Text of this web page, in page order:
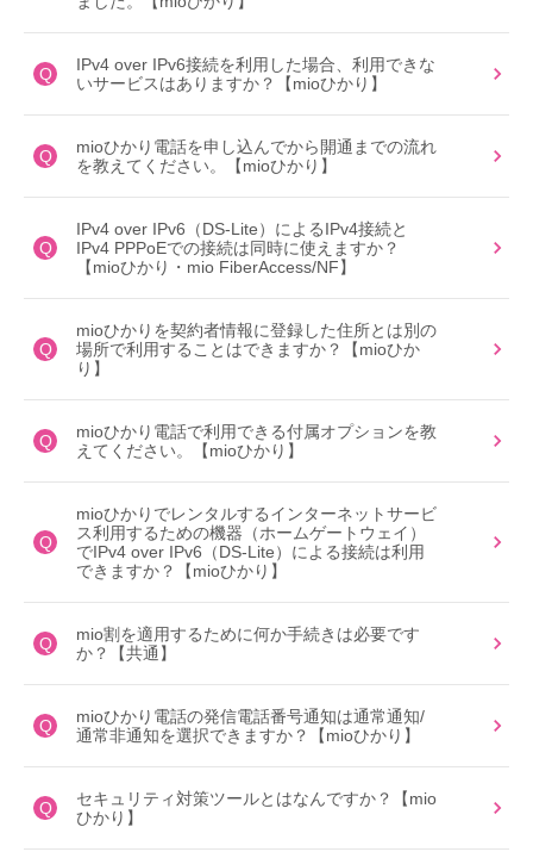
Q
IPv4 over IPv6接続を利用した場合、利用できな
いサービスはありますか？【mioひかり】
Q
mioひかり電話を申し込んでから開通までの流れ
を教えてください。【mioひかり】
Q
IPv4 over IPv6（DS-Lite）によるIPv4接続と
IPv4 PPPoEでの接続は同時に使えますか？
【mioひかり・mio FiberAccess/NF】
Q
mioひかりを契約者情報に登録した住所とは別の
場所で利用することはできますか？【mioひか
り】
Q
mioひかり電話で利用できる付属オプションを教
えてください。【mioひかり】
Q
mioひかりでレンタルするインターネットサービ
ス利用するための機器（ホームゲートウェイ）
でIPv4 over IPv6（DS-Lite）による接続は利用
できますか？【mioひかり】
Q
mio割を適用するために何か手続きは必要です
か？【共通】
Q
mioひかり電話の発信電話番号通知は通常通知/
通常非通知を選択できますか？【mioひかり】
Q
セキュリティ対策ツールとはなんですか？【mio
ひかり】